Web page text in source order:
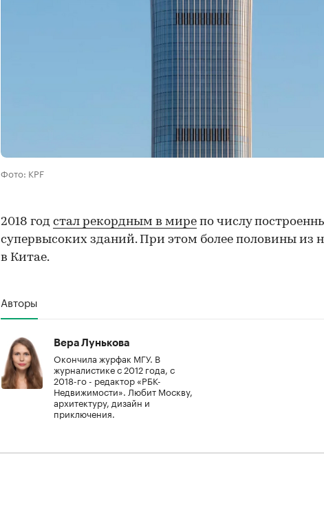
Фото: KPF
2018 год стал рекордным в мире по числу
супервысоких зданий. При этом более половины из
в Китае.
Авторы
Вера Лунькова
Окончила журфак МГУ. В
журналистике с 2012 года, с
2018-го - редактор «РБК-
Недвижимости». Любит Москву,
архитектуру, дизайн и
приключения.